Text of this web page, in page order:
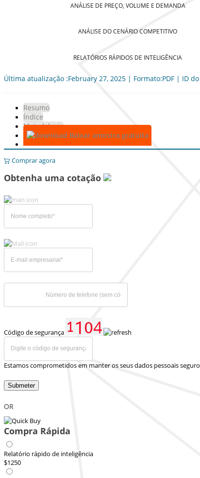
ANÁLISE DE PREÇO, VOLUME E DEMANDA
ANÁLISE DO CENÁRIO COMPETITIVO
RELATÓRIOS RÁPIDOS DE INTELIGÊNCIA
Última atualização :February 27, 2025 | Formato:PDF | ID
Resumo
Índice
Metodologia
Baixar amostra gratuita
Comprar agora
Obtenha uma cotação
Código de segurança
Estamos comprometidos em manter os seus dados pessoais
Submeter
OR
Compra Rápida
Relatório rápido de inteligência
$1250